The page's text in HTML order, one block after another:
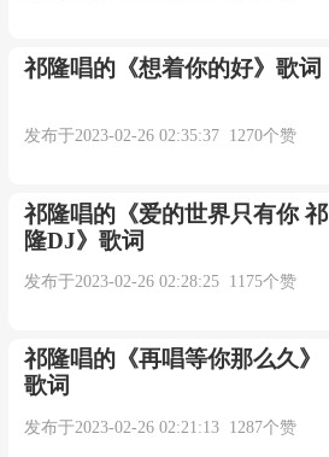
越经沧桑越觉得遗憾
注定欠你一句抱歉
祁隆唱的《想着你的好》歌词
发布于2023-02-26 02:35:37 1270个赞
祁隆唱的《爱的世界只有你 祁
隆DJ》歌词
发布于2023-02-26 02:28:25 1175个赞
祁隆唱的《再唱等你那么久》
歌词
发布于2023-02-26 02:21:13 1287个赞